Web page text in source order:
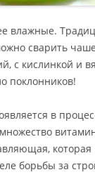
влажные.
сварить
с кислинкой и
поклонников!
в
которая
борьбы за